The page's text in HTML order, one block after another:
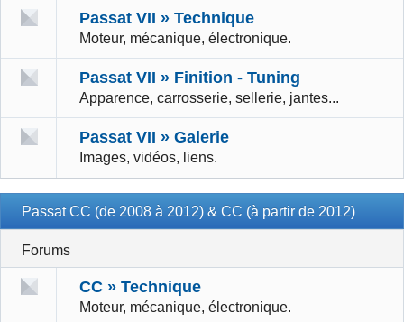
Passat VII » Technique
Moteur, mécanique, électronique.
Passat VII » Finition - Tuning
Apparence, carrosserie, sellerie, jantes...
Passat VII » Galerie
Images, vidéos, liens.
Passat CC (de 2008 à 2012) & CC (à partir de 2012)
Forums
CC » Technique
Moteur, mécanique, électronique.